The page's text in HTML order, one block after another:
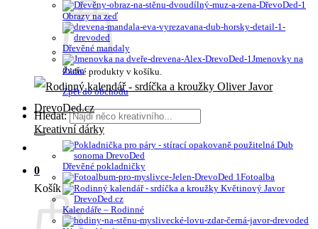
Žádné produkty v košíku.
Zpět do obchodu
Hledat:
0
Košík
Obrazy na zeď
Dřevěné mandaly
Jmenovky na
dveře
Kreativní dárky
Dřevěné pokladničky
Fotoalba
Kalendáře – Rodinné